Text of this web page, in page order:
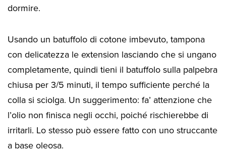
dormire.
Usando un batuffolo di cotone imbevuto, tampona
con delicatezza le extension lasciando che si ungano
completamente, quindi tieni il batuffolo sulla palpebra
chiusa per 3/5 minuti, il tempo sufficiente perché la
colla si sciolga. Un suggerimento: fa’ attenzione che
l’olio non finisca negli occhi, poiché rischierebbe di
irritarli. Lo stesso può essere fatto con uno struccante
a base oleosa.